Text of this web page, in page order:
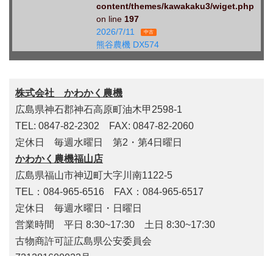
content/themes/kawakaku3/wiget.php
on line 197
2026/7/11
中古
熊谷農機 DX574
株式会社 かわかく農機
広島県神石郡神石高原町油木甲2598-1
TEL: 0847-82-2302 FAX: 0847-82-2060
定休日 毎週水曜日 第2・第4日曜日
かわかく農機福山店
広島県福山市神辺町大字川南1122-5
TEL：084-965-6516 FAX：084-965-6517
定休日 毎週水曜日・日曜日
営業時間 平日 8:30~17:30 土日 8:30~17:30
古物商許可証広島県公安委員会